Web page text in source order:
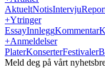
AktueltNotisIntervju
+Ytringer
EssayInnleggKommentar
+Anmeldelser
PlaterKonserterFestivaler
Meld deg på vårt